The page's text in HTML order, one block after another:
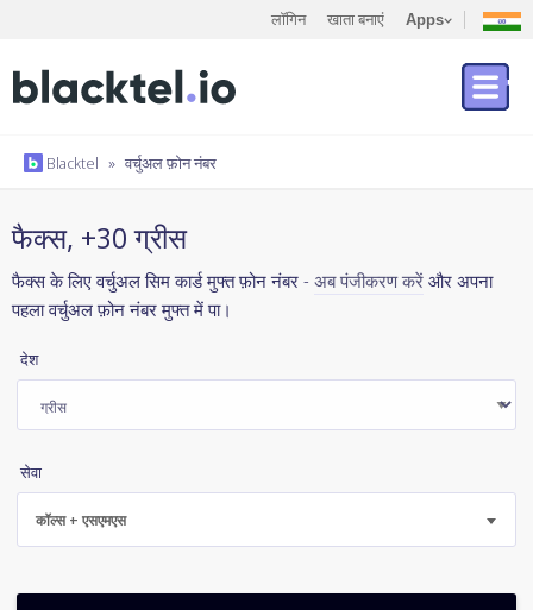
लॉगिन खाता बनाएं Apps
Blacktel » वर्चुअल फ़ोन नंबर
फैक्स, +30 ग्रीस
फैक्स के लिए वर्चुअल सिम कार्ड मुफ्त फ़ोन नंबर - अब पंजीकरण करें और अपना
पहला वर्चुअल फ़ोन नंबर मुफ्त में पा।
देश
सेवा
कॉल्स + एसएमएस